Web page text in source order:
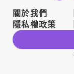
關於我們
隱私權政策